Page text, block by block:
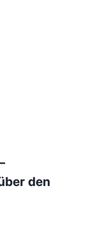
den